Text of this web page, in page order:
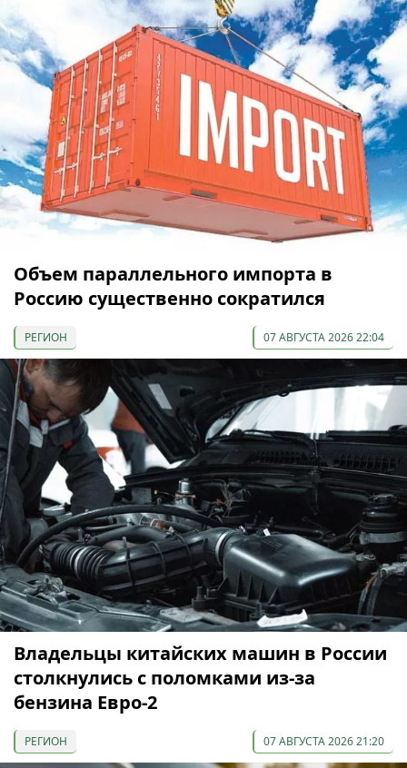
Объем параллельного импорта в
Россию существенно сократился
РЕГИОН 07 АВГУСТА 2026 22:04
Владельцы китайских машин в России
столкнулись с поломками из-за
бензина Евро-2
РЕГИОН 07 АВГУСТА 2026 21:20